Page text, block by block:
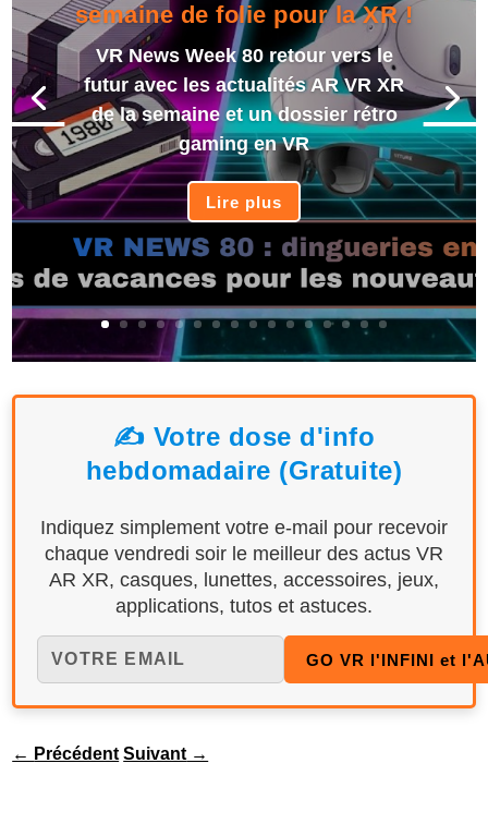
semaine de folie pour la XR !
VR News Week 80 retour vers le
futur avec les actualités AR VR XR
de la semaine et un dossier rétro
gaming en VR
Lire plus
✍️ Votre dose d'info
hebdomadaire (Gratuite)
Indiquez simplement votre e-mail pour recevoir
chaque vendredi soir le meilleur des actus VR
AR XR, casques, lunettes, accessoires, jeux,
applications, tutos et astuces.
← Précédent Suivant→